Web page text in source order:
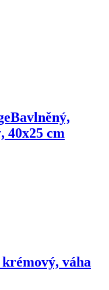
Bavlněný,
40x25 cm
váha